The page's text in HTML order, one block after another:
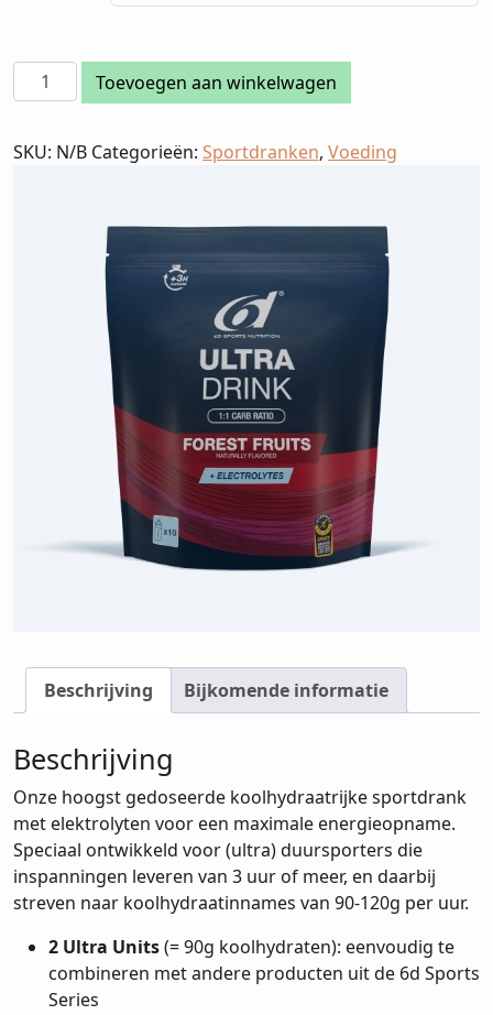
Sports
Drink
Toevoegen aan winkelwagen
SKU: N/B Categorieën: Sportdranken, Voeding
Beschrijving Bijkomende informatie
Beschrijving
Onze hoogst gedoseerde koolhydraatrijke sportdrank
met elektrolyten voor een maximale energieopname.
Speciaal ontwikkeld voor (ultra) duursporters die
inspanningen leveren van 3 uur of meer, en daarbij
streven naar koolhydraatinnames van 90-120g per uur.
2 Ultra Units(= 90g koolhydraten): eenvoudig te
combineren met andere producten uit de 6d Sports
Series